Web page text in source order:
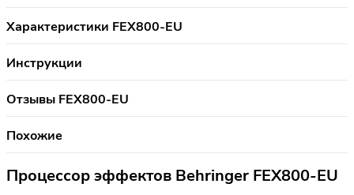
Характеристики FEX800-EU
Инструкции
Отзывы FEX800-EU
Похожие
Процессор эффектов Behringer FEX800-EU